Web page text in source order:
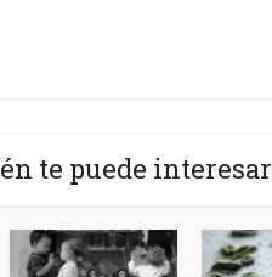
te puede interesar